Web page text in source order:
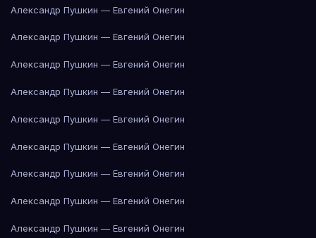
Александр Пушкин — Евгений Онегин
Александр Пушкин — Евгений Онегин
Александр Пушкин — Евгений Онегин
Александр Пушкин — Евгений Онегин
Александр Пушкин — Евгений Онегин
Александр Пушкин — Евгений Онегин
Александр Пушкин — Евгений Онегин
Александр Пушкин — Евгений Онегин
Александр Пушкин — Евгений Онегин